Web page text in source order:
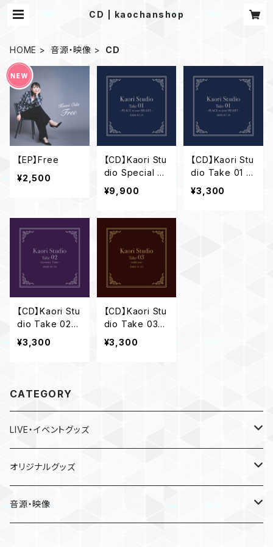
CD | kaochanshop
HOME 音源・映像 CD
【EP】Free
¥2,500
【CD】Kaori Stu
dio Special S
et
¥9,900
【CD】Kaori Stu
dio Take 01 ～
PLACE to your
HEART～
¥3,300
【CD】Kaori Stu
dio Take 02
～Acoustic Ti
me～
¥3,300
【CD】Kaori Stu
dio Take 03
～with you～
¥3,300
CATEGORY
LIVE・イベントグッズ
LIVE
〜Place of Echoes〜 vol.2
EVENT
オリジナルグッズ
本人手作り
音源・映像